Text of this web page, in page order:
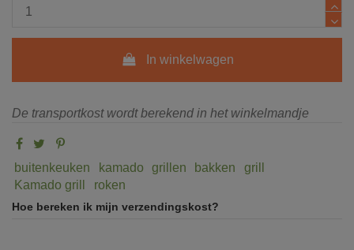
In winkelwagen
De transportkost wordt berekend in het winkelmandje
buitenkeuken kamado grillen bakken
grill
Kamado grill
roken
Hoe bereken ik mijn verzendingskost?